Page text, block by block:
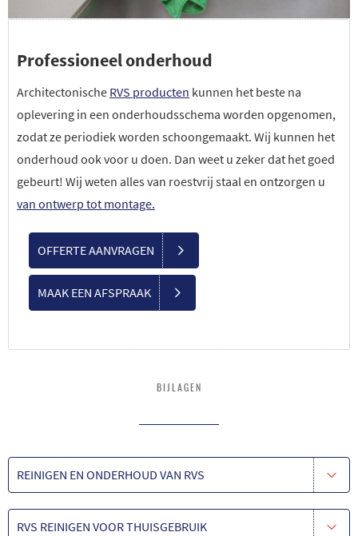
Professioneel onderhoud
Architectonische RVS producten kunnen het beste na
oplevering in een onderhoudsschema worden opgenomen,
zodat ze periodiek worden schoongemaakt. Wij kunnen het
onderhoud ook voor u doen. Dan weet u zeker dat het goed
gebeurt! Wij weten alles van roestvrij staal en ontzorgen u
van ontwerp tot montage.
OFFERTE AANVRAGEN
MAAK EEN AFSPRAAK
BIJLAGEN
REINIGEN EN ONDERHOUD VAN RVS
RVS REINIGEN VOOR THUISGEBRUIK